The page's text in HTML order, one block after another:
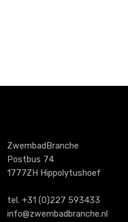
ZwembadBranche
Postbus 74
1777ZH Hippolytushoef
tel. +31 (0)227 593433
info@zwembadbranche.nl